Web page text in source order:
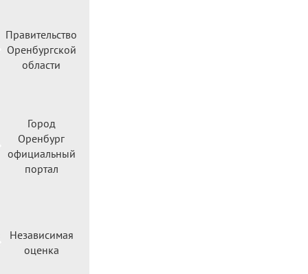
Правительство
Оренбургской
области
Город
Оренбург
официальный
портал
Независимая
оценка